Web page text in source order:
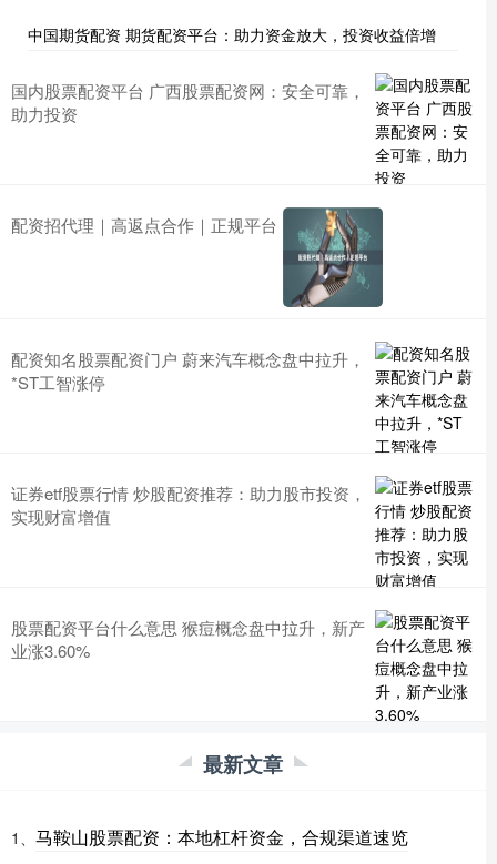
中国期货配资 期货配资平台：助力资金放大，投资收益倍增
国内股票配资平台 广西股票配资网：安全可靠，
助力投资
配资招代理｜高返点合作｜正规平台
配资知名股票配资门户 蔚来汽车概念盘中拉升，
*ST工智涨停
证券etf股票行情 炒股配资推荐：助力股市投资，
实现财富增值
股票配资平台什么意思 猴痘概念盘中拉升，新产
业涨3.60%
最新文章
1、 马鞍山股票配资：本地杠杆资金，合规渠道速览